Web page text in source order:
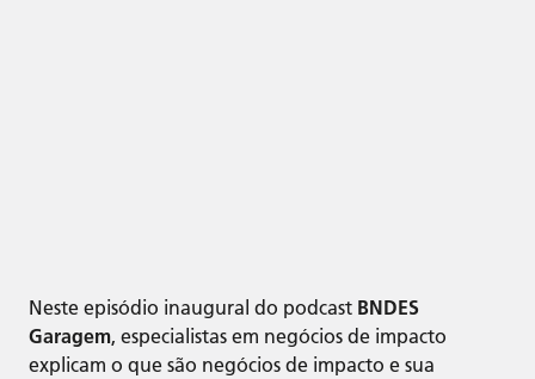
Neste episódio inaugural do podcast BNDES
Garagem, especialistas em negócios de impacto
explicam o que são negócios de impacto e sua